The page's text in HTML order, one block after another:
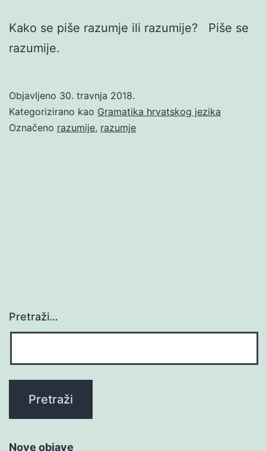
Kako se piše razumje ili razumije? Piše se
razumije.
Objavljeno 30. travnja 2018.
Kategorizirano kao Gramatika hrvatskog jezika
Označeno razumije, razumje
Pretraži…
Nove objave